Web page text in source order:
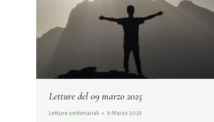
Letture del 09 marzo 2025
Letture settimanali 9 Marzo 2025